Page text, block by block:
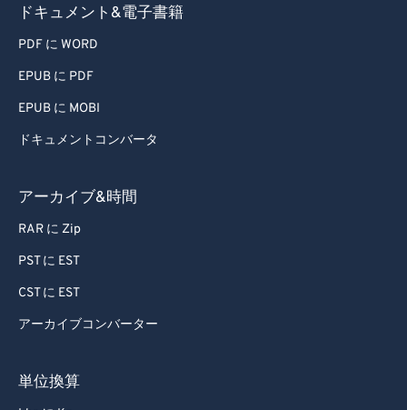
ドキュメント&電子書籍
PDF に WORD
EPUB に PDF
EPUB に MOBI
ドキュメントコンバータ
アーカイブ&時間
RAR に Zip
PST に EST
CST に EST
アーカイブコンバーター
単位換算